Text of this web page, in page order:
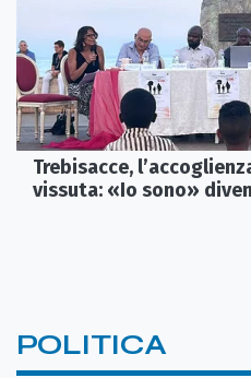
Trebisacce,
vissuta: «Io sono»
POLITICA